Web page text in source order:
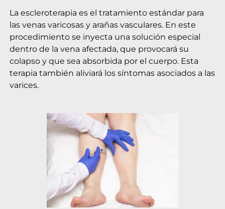
La escleroterapia es el tratamiento estándar para
las venas varicosas y arañas vasculares. En este
procedimiento se inyecta una solución especial
dentro de la vena afectada, que provocará su
colapso y que sea absorbida por el cuerpo. Esta
terapia también aliviará los síntomas asociados a las
varices.